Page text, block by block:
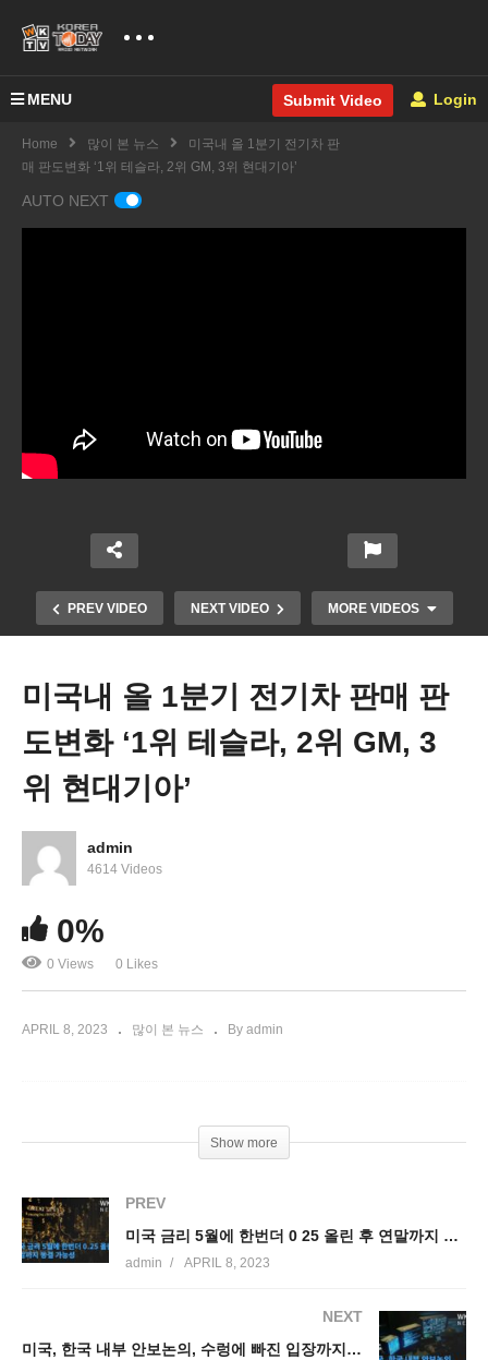
MENU Submit Video Login
Home 많이 본 뉴스
미국내 올 1분기 전기차 판
매 판도변화 ‘1위 테슬라, 2위 GM, 3위 현대기아’
AUTO NEXT
PREV VIDEO NEXT VIDEO MORE VIDEOS
미국민 자동차 할부금 급증, 한달 765달러, 젊은층
연체율도 높아진다
미국내 올 1분기 전기차 판매 판
도변화 ‘1위 테슬라, 2위 GM, 3
위 현대기아’
admin
4614 Videos
0%
0 Views 0 Likes
APRIL 8, 2023 많이 본 뉴스 By admin
Show more
PREV
미국 금리 5월에 한번더 0 25 올린 후 연말까지 동결 가능성
admin APRIL 8, 2023
NEXT
미국, 한국 내부 안보논의, 수렁에 빠진 입장까지 도감청 파문